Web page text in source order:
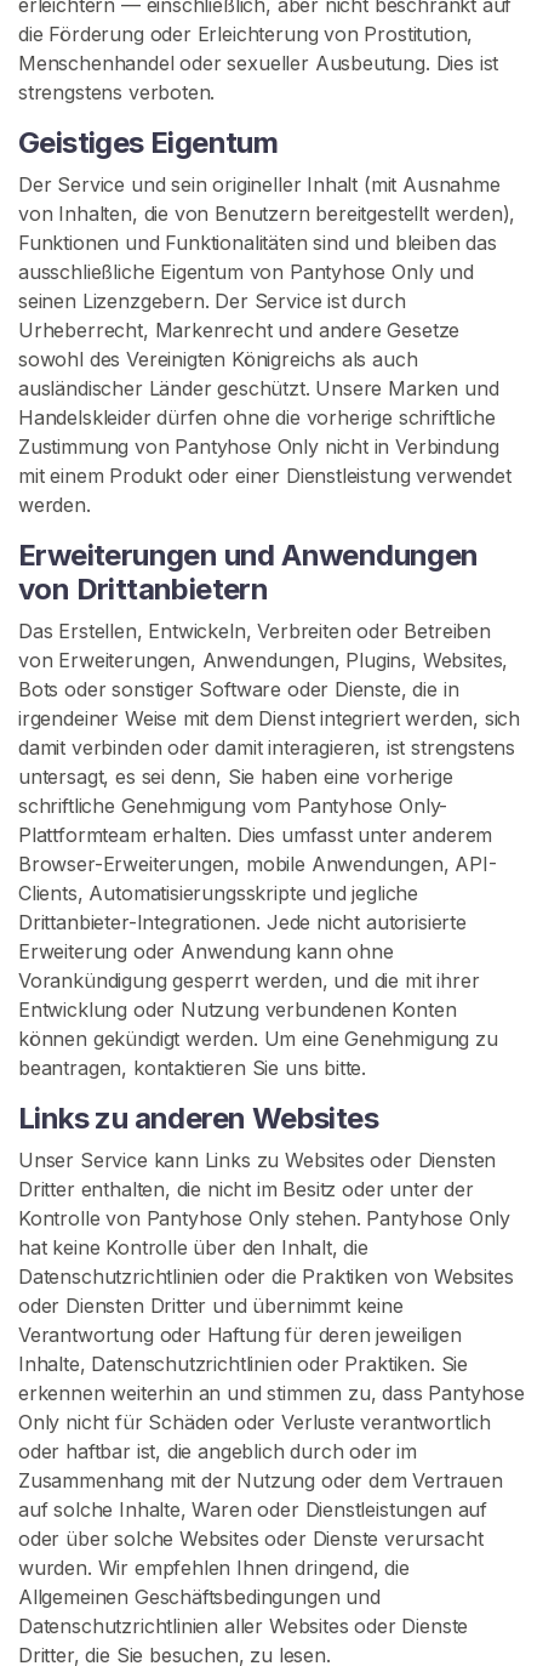
erleichtern — einschließlich, aber nicht beschränkt auf
die Förderung oder Erleichterung von Prostitution,
Menschenhandel oder sexueller Ausbeutung. Dies ist
strengstens verboten.
Geistiges Eigentum
Der Service und sein origineller Inhalt (mit Ausnahme
von Inhalten, die von Benutzern bereitgestellt werden),
Funktionen und Funktionalitäten sind und bleiben das
ausschließliche Eigentum von Pantyhose Only und
seinen Lizenzgebern. Der Service ist durch
Urheberrecht, Markenrecht und andere Gesetze
sowohl des Vereinigten Königreichs als auch
ausländischer Länder geschützt. Unsere Marken und
Handelskleider dürfen ohne die vorherige schriftliche
Zustimmung von Pantyhose Only nicht in Verbindung
mit einem Produkt oder einer Dienstleistung verwendet
werden.
Erweiterungen und Anwendungen
von Drittanbietern
Das Erstellen, Entwickeln, Verbreiten oder Betreiben
von Erweiterungen, Anwendungen, Plugins, Websites,
Bots oder sonstiger Software oder Dienste, die in
irgendeiner Weise mit dem Dienst integriert werden, sich
damit verbinden oder damit interagieren, ist strengstens
untersagt, es sei denn, Sie haben eine vorherige
schriftliche Genehmigung vom Pantyhose Only-
Plattformteam erhalten. Dies umfasst unter anderem
Browser-Erweiterungen, mobile Anwendungen, API-
Clients, Automatisierungsskripte und jegliche
Drittanbieter-Integrationen. Jede nicht autorisierte
Erweiterung oder Anwendung kann ohne
Vorankündigung gesperrt werden, und die mit ihrer
Entwicklung oder Nutzung verbundenen Konten
können gekündigt werden. Um eine Genehmigung zu
beantragen, kontaktieren Sie uns bitte.
Links zu anderen Websites
Unser Service kann Links zu Websites oder Diensten
Dritter enthalten, die nicht im Besitz oder unter der
Kontrolle von Pantyhose Only stehen. Pantyhose Only
hat keine Kontrolle über den Inhalt, die
Datenschutzrichtlinien oder die Praktiken von Websites
oder Diensten Dritter und übernimmt keine
Verantwortung oder Haftung für deren jeweiligen
Inhalte, Datenschutzrichtlinien oder Praktiken. Sie
erkennen weiterhin an und stimmen zu, dass Pantyhose
Only nicht für Schäden oder Verluste verantwortlich
oder haftbar ist, die angeblich durch oder im
Zusammenhang mit der Nutzung oder dem Vertrauen
auf solche Inhalte, Waren oder Dienstleistungen auf
oder über solche Websites oder Dienste verursacht
wurden. Wir empfehlen Ihnen dringend, die
Allgemeinen Geschäftsbedingungen und
Datenschutzrichtlinien aller Websites oder Dienste
Dritter, die Sie besuchen, zu lesen.